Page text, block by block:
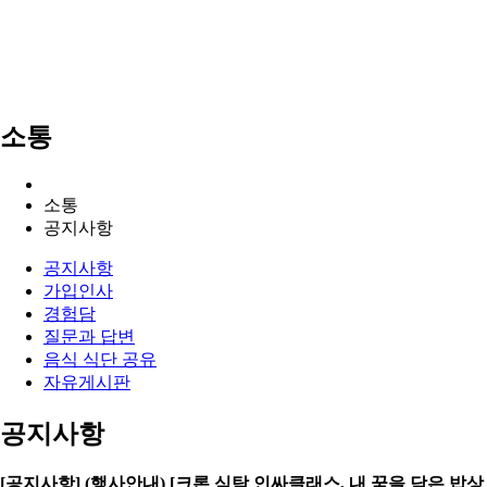
소통
소통
공지사항
공지사항
가입인사
경험담
질문과 답변
음식 식단 공유
자유게시판
공지사항